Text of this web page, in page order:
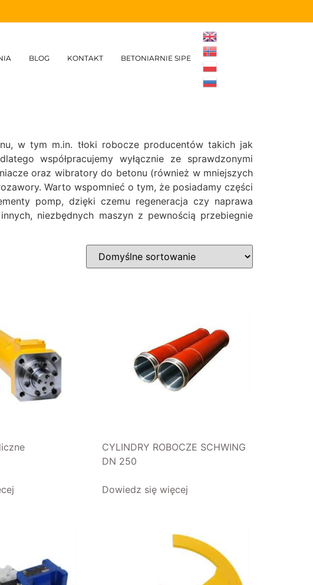
BLOG KONTAKT BETONIARNIE SIPE
w tym m.in. tłoki robocze producentów takich jak
współpracujemy wyłącznie ze sprawdzonymi
oraz wibratory do betonu (również w mniejszych
Warto wspomnieć o tym, że posiadamy części
pomp, dzięki czemu regeneracja czy naprawa
niezbędnych maszyn z pewnością przebiegnie
CYLINDRY ROBOCZE SCHWING
DN 250
Dowiedz się więcej